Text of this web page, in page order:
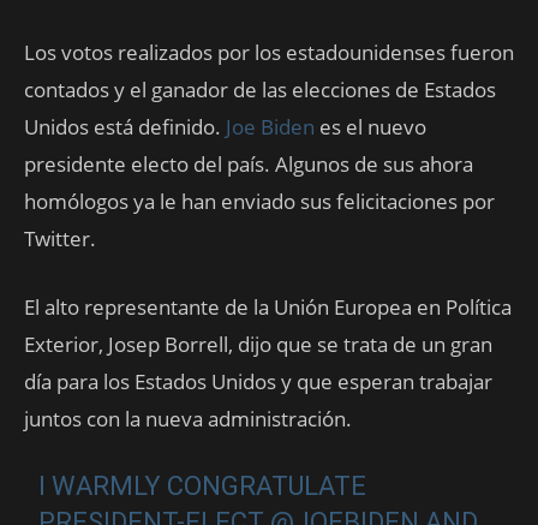
Los votos realizados por los estadounidenses fueron
contados y el ganador de las elecciones de Estados
Unidos está definido. Joe Biden es el nuevo
presidente electo del país. Algunos de sus ahora
homólogos ya le han enviado sus felicitaciones por
Twitter.
El alto representante de la Unión Europea en Política
Exterior, Josep Borrell, dijo que se trata de un gran
día para los Estados Unidos y que esperan trabajar
juntos con la nueva administración.
I WARMLY CONGRATULATE